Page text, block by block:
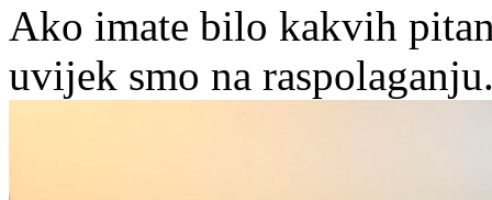
Ako imate bilo kakvih
uvijek smo na